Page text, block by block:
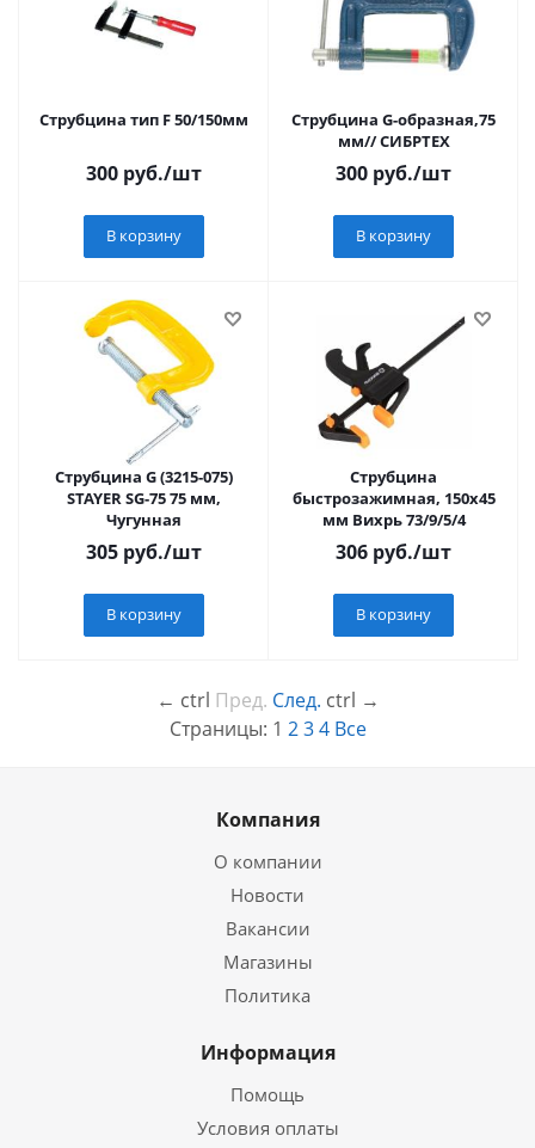
Струбцина тип F 50/150мм
300 руб./шт
В корзину
Струбцина G-образная,75
мм// СИБРТЕХ
300 руб./шт
В корзину
Струбцина G (3215-075)
STAYER SG-75 75 мм,
Чугунная
305 руб./шт
В корзину
Струбцина
быстрозажимная, 150х45
мм Вихрь 73/9/5/4
306 руб./шт
В корзину
← ctrl Пред. След. ctrl →
Страницы: 1 2 3 4 Все
Компания
О компании
Новости
Вакансии
Магазины
Политика
Информация
Помощь
Условия оплаты